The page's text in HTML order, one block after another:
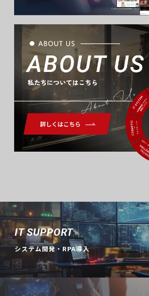
About Us
IT SUPPORT
システム開発・RPA導入